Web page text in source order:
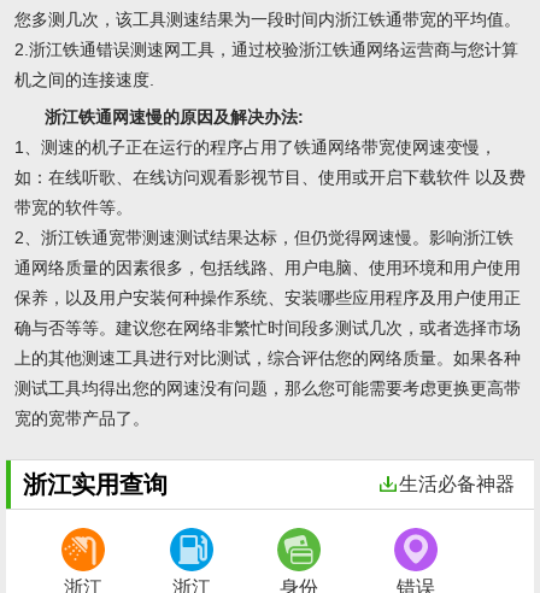
您多测几次，该工具测速结果为一段时间内浙江铁通带宽的平均值。
2.浙江铁通错误测速网工具，通过校验浙江铁通网络运营商与您计算
机之间的连接速度.
浙江铁通网速慢的原因及解决办法:
1、测速的机子正在运行的程序占用了铁通网络带宽使网速变慢，
如：在线听歌、在线访问观看影视节目、使用或开启下载软件 以及费
带宽的软件等。
2、浙江铁通宽带测速测试结果达标，但仍觉得网速慢。影响浙江铁
通网络质量的因素很多，包括线路、用户电脑、使用环境和用户使用
保养，以及用户安装何种操作系统、安装哪些应用程序及用户使用正
确与否等等。建议您在网络非繁忙时间段多测试几次，或者选择市场
上的其他测速工具进行对比测试，综合评估您的网络质量。如果各种
测试工具均得出您的网速没有问题，那么您可能需要考虑更换更高带
宽的宽带产品了。
浙江实用查询 生活必备神器
浙江 浙江 身份 错误